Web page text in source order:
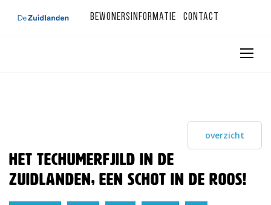
Bewonersinformatie Contact
overzicht
Het Techumerfjild in De
Zuidlanden, een schot in de roos!